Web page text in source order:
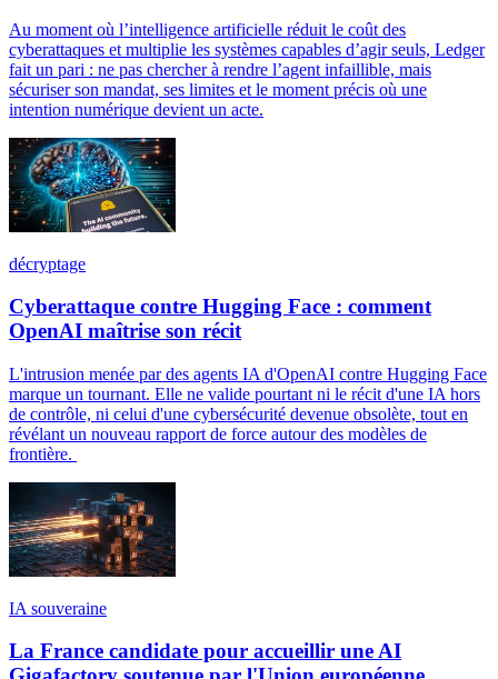
Au moment où l’intelligence artificielle réduit le coût des
cyberattaques et multiplie les systèmes capables d’agir seuls, Ledger
fait un pari : ne pas chercher à rendre l’agent infaillible, mais
sécuriser son mandat, ses limites et le moment précis où une
intention numérique devient un acte.
décryptage
Cyberattaque contre Hugging Face : comment
OpenAI maîtrise son récit
L'intrusion menée par des agents IA d'OpenAI contre Hugging Face
marque un tournant. Elle ne valide pourtant ni le récit d'une IA hors
de contrôle, ni celui d'une cybersécurité devenue obsolète, tout en
révélant un nouveau rapport de force autour des modèles de
frontière.
IA souveraine
La France candidate pour accueillir une AI